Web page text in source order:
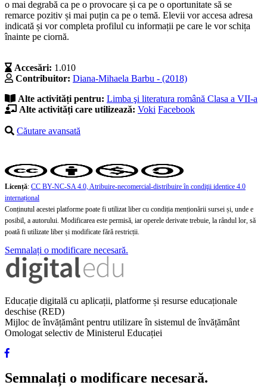
o mai degrabă ca pe o provocare și ca pe o oportunitate să se
remarce pozitiv și mai puțin ca pe o temă. Elevii vor accesa adresa
indicată și vor completa profilul cu informații pe care le vor schița
înainte pe ciornă.
Accesări: 1.010
Contribuitor: Diana-Mihaela Barbu - (2018)
Alte activități pentru: Limba şi literatura română Clasa a VII-a
Alte activități care utilizează: Voki Facebook
Căutare avansată
Licență: CC BY-NC-SA 4.0, Atribuire-necomercial-distribuire în condiţii identice 4.0
internațional
Conținutul acestei platforme poate fi utilizat liber cu condiția menționării sursei și, unde e
posibil, a autorului. Modificarea este permisă, iar operele derivate trebuie, la rândul lor, să
poată fi utilizate liber și modificate fără restricții.
Semnalați o modificare necesară.
Educație digitală cu aplicații, platforme și resurse educaționale
deschise (RED)
Mijloc de învățământ pentru utilizare în sistemul de învățământ
Omologat selectiv de Ministerul Educației
Semnalați o modificare necesară.